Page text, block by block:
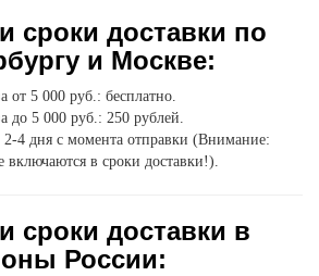
сроки доставки по
и Москве:
от 5 000 руб.: бесплатно.
до 5 000 руб.: 250 рублей.
2-4 дня с момента отправки (Внимание:
в сроки доставки!).
сроки доставки в
России: